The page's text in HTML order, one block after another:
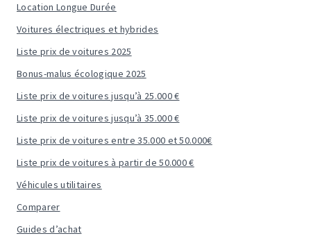
Location Longue Durée
Voitures électriques et hybrides
Liste prix de voitures 2025
Bonus-malus écologique 2025
Liste prix de voitures jusqu’à 25.000 €
Liste prix de voitures jusqu’à 35.000 €
Liste prix de voitures entre 35.000 et 50.000€
Liste prix de voitures à partir de 50.000 €
Véhicules utilitaires
Comparer
Guides d’achat